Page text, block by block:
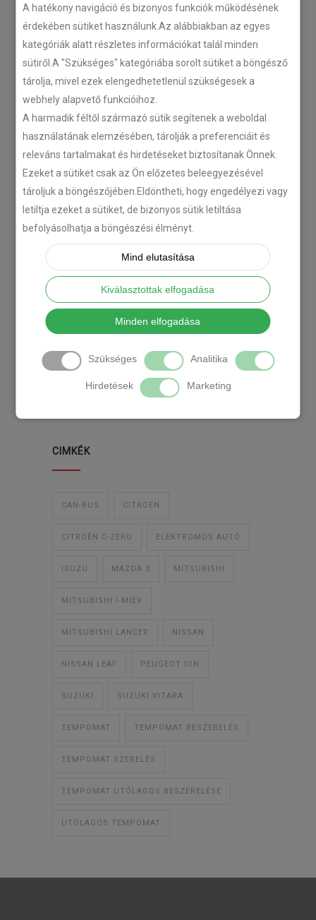
A hatékony navigáció és bizonyos funkciók működésének
érdekében sütiket használunk.Az alábbiakban az egyes
kategóriák alatt részletes információkat talál minden
sütiről.A "Szükséges" kategóriába sorolt sütiket a böngésző
tárolja, mivel ezek elengedhetetlenül szükségesek a
webhely alapvető funkcióihoz.
A harmadik féltől származó sütik segítenek a weboldal
használatának elemzésében, tárolják a preferenciáit és
releváns tartalmakat és hirdetéseket biztosítanak Önnek.
Ezeket a sütiket csak az Ön előzetes beleegyezésével
tároljuk a böngészőjében.Eldöntheti, hogy engedélyezi vagy
letiltja ezeket a sütiket, de bizonyos sütik letiltása
befolyásolhatja a böngészési élményt.
Mind elutasítása
Kiválasztottak elfogadása
Minden elfogadása
Szükséges Analitika
Hirdetések Marketing
LEGÚJABB CIKKEK
N-szériás teherautókhoz
2018-07-26
Isuzu D-MAX 2006 –
Tempomat beszerelés
2018-06-12
Citroën C-Zero tempomat
2018-02-14
KATEGÓRIA
TEMPOMAT TEMPOMAT BESZERELÉS
UTÓLAGOS TEMPOMAT
CIMKÉK
CAN-BUS CITROËN
CITROËN C-ZERO ELEKTROMOS AUTÓ
ISUZU MAZDA 3 MITSUBISHI
MITSUBISHI I-MIEV
MITSUBISHI LANCER NISSAN
NISSAN LEAF PEUGEOT ION
SUZUKI SUZUKI VITARA
TEMPOMAT TEMPOMAT BESZERELÉS
TEMPOMAT SZERELÉS
TEMPOMAT UTÓLAGOS BESZERELÉSE
UTÓLAGOS TEMPOMAT